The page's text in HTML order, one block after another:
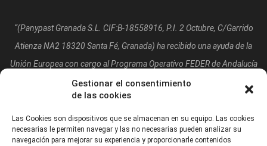
Gestionar el consentimiento
de las cookies
Las Cookies son dispositivos que se almacenan en su equipo. Las cookies
necesarias le permiten navegar y las no necesarias pueden analizar su
navegación para mejorar su experiencia y proporcionarle contenidos
“(Panypast Granada S.L. CIF:B-18558916, P.I. 2 Octubre, C/Garrido
Atienza NA2 18320 Santa Fé, Granada) ha recibido una ayuda de la
Unión Europea con cargo al Programa Operativo FEDER de Andalucía
2014-2020, financiada como parte de la respuesta de la Unión a la
pandemia de COVID-19 (REACT-UE), para compensar el sobrecoste
energético de gas natural y/o electricidad a pymes y autónomos
especialmente afectados por el incremento de los precios del gas